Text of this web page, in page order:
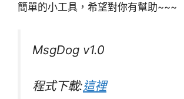
簡單的小工具，希望對你有幫助~~~
MsgDog v1.0
程式下載:這裡